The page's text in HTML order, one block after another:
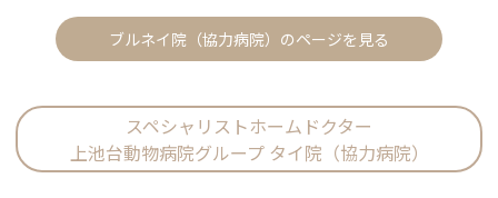
ブルネイ院（協力病院）のページを見る
スペシャリストホームドクター
上池台動物病院グループ タイ院（協力病院）